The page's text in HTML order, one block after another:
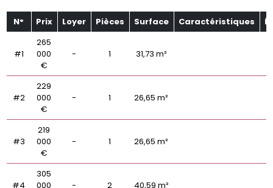
N° Prix Loyer Pièces Surface Caractéristiques
#1
265
000
€
- 1 31,73 m²
#2
229
000
€
- 1 26,65 m²
#3
219
000
€
- 1 26,65 m²
#4
305
000
- 2 40,59 m²